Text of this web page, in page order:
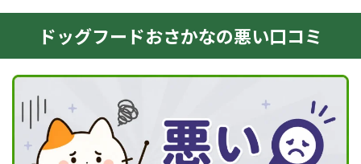
ドッグフードおさかなの悪い口コミ